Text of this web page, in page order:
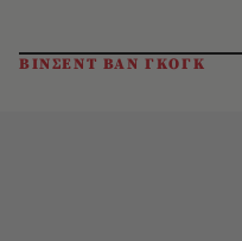
ΒΙΝΣΕΝΤ ΒΑΝ ΓΚΟΓΚ